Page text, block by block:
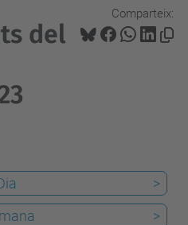
Comparteix:
del
>
>